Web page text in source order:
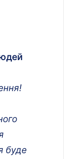
буде